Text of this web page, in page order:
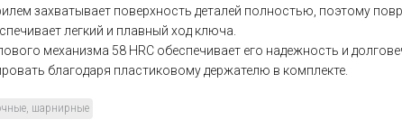
захватывает поверхность деталей полностью, поэтому
легкий и плавный ход ключа.
механизма 58 HRC обеспечивает его надежность и
благодаря пластиковому держателю в комплекте.
шарнирные